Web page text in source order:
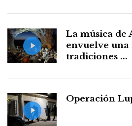
La música de
envuelve una
tradiciones ...
Operación